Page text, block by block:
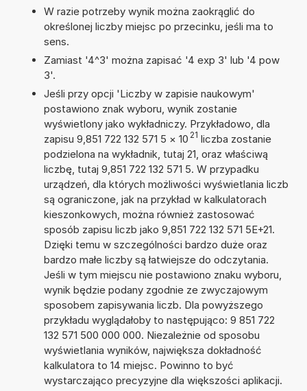
W razie potrzeby wynik można zaokrąglić do
określonej liczby miejsc po przecinku, jeśli ma to
sens.
Zamiast '4^3' można zapisać '4 exp 3' lub '4 pow
3'.
Jeśli przy opcji 'Liczby w zapisie naukowym'
postawiono znak wyboru, wynik zostanie
wyświetlony jako wykładniczy. Przykładowo, dla
zapisu 9,851 722 132 571 5 × 10 21 liczba zostanie
podzielona na wykładnik, tutaj 21, oraz właściwą
liczbę, tutaj 9,851 722 132 571 5. W przypadku
urządzeń, dla których możliwości wyświetlania liczb
są ograniczone, jak na przykład w kalkulatorach
kieszonkowych, można również zastosować
sposób zapisu liczb jako 9,851 722 132 571 5E+21.
Dzięki temu w szczególności bardzo duże oraz
bardzo małe liczby są łatwiejsze do odczytania.
Jeśli w tym miejscu nie postawiono znaku wyboru,
wynik będzie podany zgodnie ze zwyczajowym
sposobem zapisywania liczb. Dla powyższego
przykładu wyglądałoby to następująco: 9 851 722
132 571 500 000 000. Niezależnie od sposobu
wyświetlania wyników, największa dokładność
kalkulatora to 14 miejsc. Powinno to być
wystarczająco precyzyjne dla większości aplikacji.